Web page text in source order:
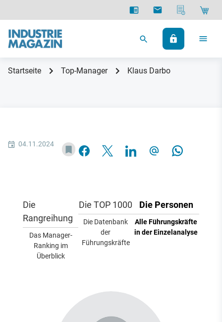
Startseite Top-Manager Klaus Darbo
04.11.2024
Die
Rangreihung
Das Manager-
Ranking im
Überblick
Die TOP 1000
Die Datenbank
der
Führungskräfte
Die Personen
Alle Führungskräfte
in der Einzelanalyse